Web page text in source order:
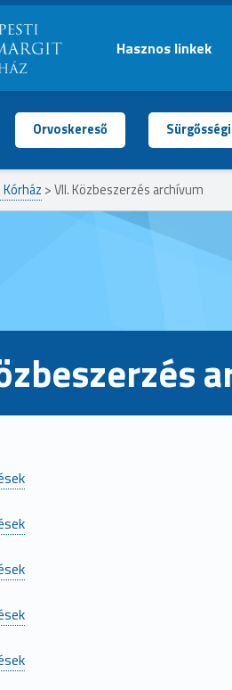
Hasznos linkek
Orvoskereső
>VII. Közbeszerzés archívum